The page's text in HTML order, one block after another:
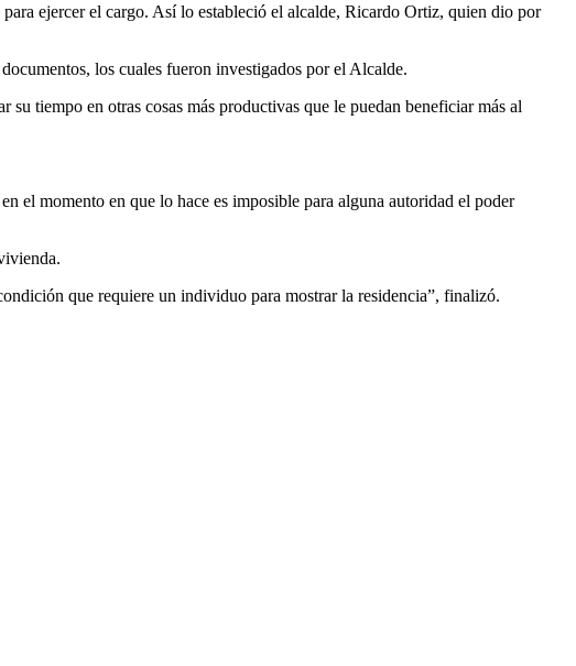
ejercer el cargo. Así lo estableció el alcalde, Ricardo Ortiz, quien dio por
los cuales fueron investigados por el Alcalde.
tiempo en otras cosas más productivas que le puedan beneficiar más al
el momento en que lo hace es imposible para alguna autoridad el poder
que requiere un individuo para mostrar la residencia”, finalizó.